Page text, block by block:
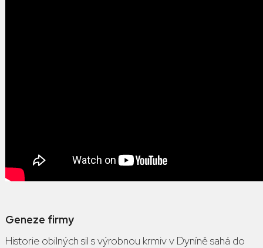
Geneze firmy
Historie obilných sil s výrobnou krmiv v Dyníně sahá do